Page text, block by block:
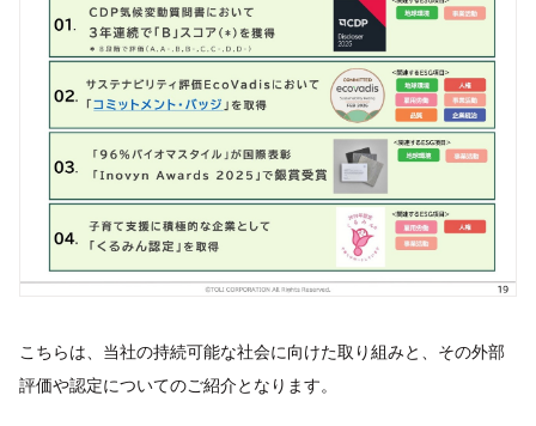
こちらは、当社の持続可能な社会に向けた取り組みと、その外部
評価や認定についてのご紹介となります。